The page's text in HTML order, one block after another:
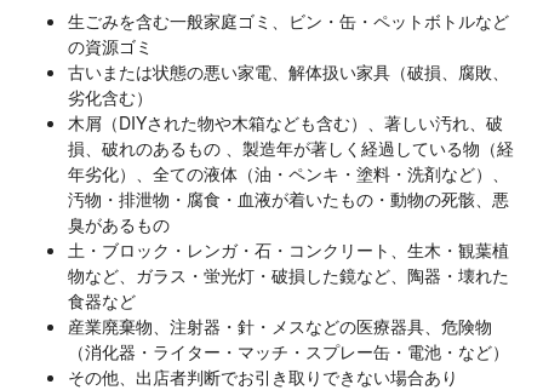
生ごみを含む一般家庭ゴミ、ビン・缶・ペットボトルなど
の資源ゴミ
古いまたは状態の悪い家電、解体扱い家具（破損、腐敗、
劣化含む）
木屑（DIYされた物や木箱なども含む）、著しい汚れ、破
損、破れのあるもの 、製造年が著しく経過している物（経
年劣化）、全ての液体（油・ペンキ・塗料・洗剤など）、
汚物・排泄物・腐食・血液が着いたもの・動物の死骸、悪
臭があるもの
土・ブロック・レンガ・石・コンクリート、生木・観葉植
物など、ガラス・蛍光灯・破損した鏡など、陶器・壊れた
食器など
産業廃棄物、注射器・針・メスなどの医療器具、危険物
（消化器・ライター・マッチ・スプレー缶・電池・など）
その他、出店者判断でお引き取りできない場合あり